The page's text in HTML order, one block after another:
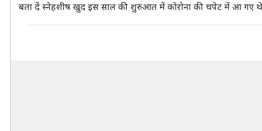
बता दें स्नेहशीष खुद इस साल की शुरुआत में कोरोना की चपेट में आ गए